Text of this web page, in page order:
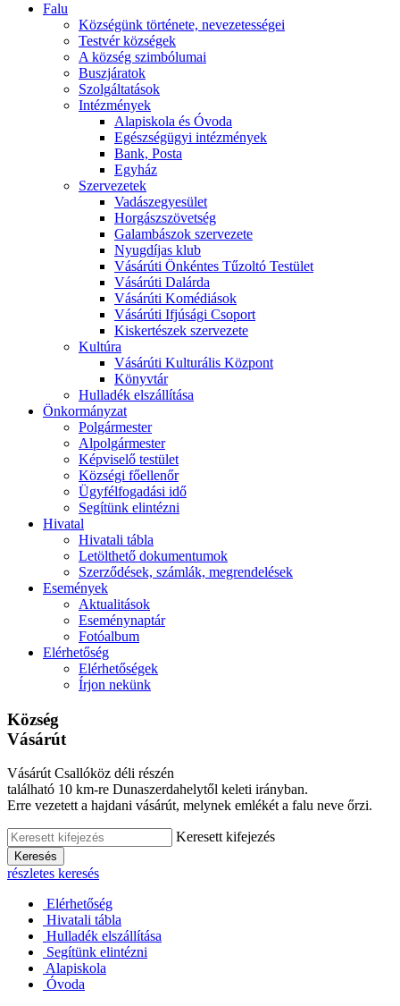
Falu
Községünk története, nevezetességei
Testvér községek
A község szimbólumai
Buszjáratok
Szolgáltatások
Intézmények
Alapiskola és Óvoda
Egészségügyi intézmények
Bank, Posta
Egyház
Szervezetek
Vadászegyesület
Horgászszövetség
Galambászok szervezete
Nyugdíjas klub
Vásárúti Önkéntes Tűzoltó Testület
Vásárúti Dalárda
Vásárúti Komédiások
Vásárúti Ifjúsági Csoport
Kiskertészek szervezete
Kultúra
Vásárúti Kulturális Központ
Könyvtár
Hulladék elszállítása
Önkormányzat
Polgármester
Alpolgármester
Képviselő testület
Községi főellenőr
Ügyfélfogadási idő
Segítünk elintézni
Hivatal
Hivatali tábla
Letölthető dokumentumok
Szerződések, számlák, megrendelések
Események
Aktualitások
Eseménynaptár
Fotóalbum
Elérhetőség
Elérhetőségek
Írjon nekünk
Község
Vásárút
Vásárút Csallóköz déli részén
található 10 km-re Dunaszerdahelytől keleti irányban.
Erre vezetett a hajdani vásárút, melynek emlékét a falu neve őrzi.
Keresett kifejezés
Keresés
részletes keresés
Elérhetőség
Hivatali tábla
Hulladék elszállítása
Segítünk elintézni
Alapiskola
Óvoda